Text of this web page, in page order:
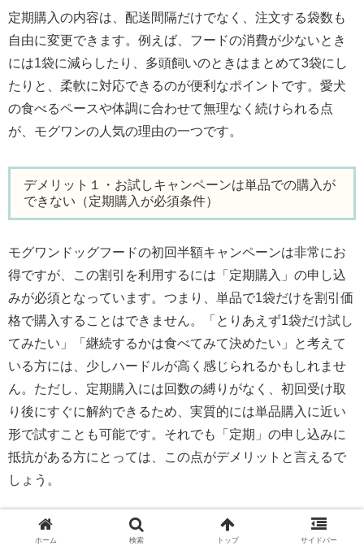
定期購入の内容は、配送間隔だけでなく、注文する袋数も
自由に変更できます。例えば、フードの消費が少ないとき
には1袋に減らしたり、多頭飼いのときはまとめて3袋にし
たりと、柔軟に対応できるのが便利なポイントです。愛犬
の食べるペースや体調に合わせて無理なく続けられる点
が、モグワンの人気の理由の一つです。
デメリット１・お試しキャンペーンは単品での購入が
できない（定期購入が必須条件）
モグワンドッグフードの初回半額キャンペーンは非常にお
得ですが、この割引を利用するには「定期購入」の申し込
みが必須となっています。つまり、単品で1袋だけを割引価
格で購入することはできません。「とりあえず1袋だけ試し
てみたい」「継続するかは食べてみて決めたい」と考えて
いる方には、少しハードルが高く感じられるかもしれませ
ん。ただし、定期購入には回数の縛りがなく、初回受け取
り後にすぐに解約できるため、実質的には単品購入に近い
形で試すことも可能です。それでも「定期」の申し込みに
抵抗がある方にとっては、この点がデメリットと言えるで
しょう。
デメリット２・1日の注文数に上限がある（1日1,000
ホーム 検索 トップ サイドバー